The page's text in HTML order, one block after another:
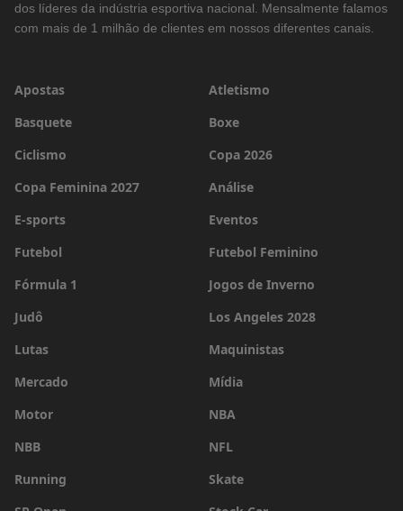
dos líderes da indústria esportiva nacional. Mensalmente falamos
com mais de 1 milhão de clientes em nossos diferentes canais.
Apostas
Atletismo
Basquete
Boxe
Ciclismo
Copa 2026
Copa Feminina 2027
Análise
E-sports
Eventos
Futebol
Futebol Feminino
Fórmula 1
Jogos de Inverno
Judô
Los Angeles 2028
Lutas
Maquinistas
Mercado
Mídia
Motor
NBA
NBB
NFL
Running
Skate